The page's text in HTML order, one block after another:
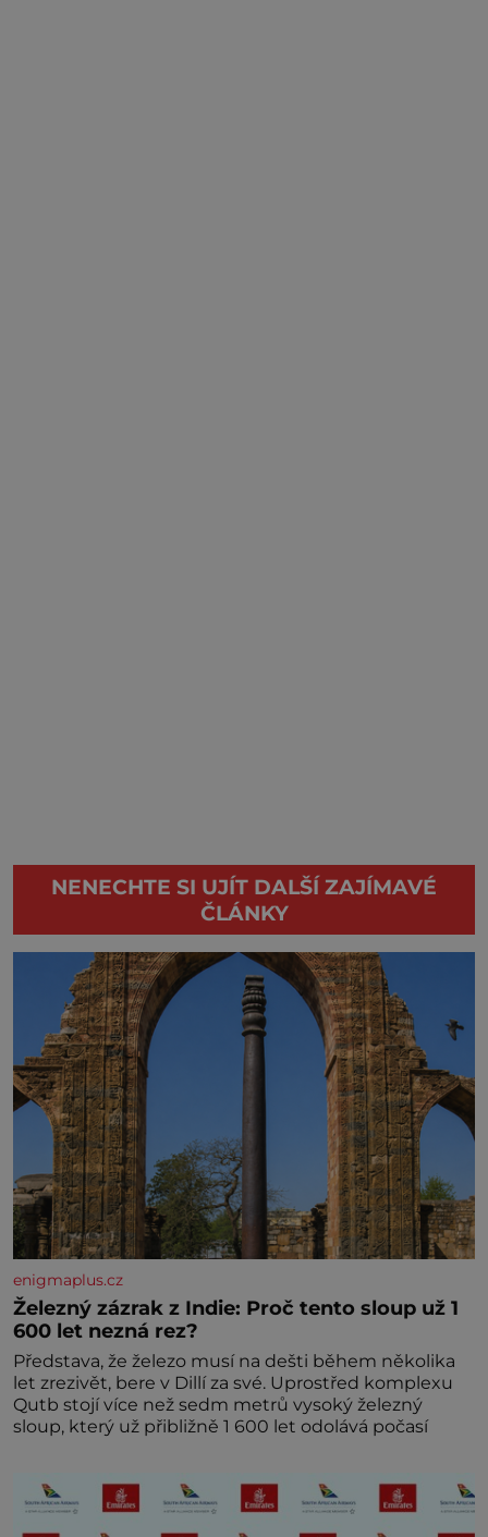
NENECHTE SI UJÍT DALŠÍ ZAJÍMAVÉ
ČLÁNKY
enigmaplus.cz
Železný zázrak z Indie: Proč tento sloup už 1
600 let nezná rez?
Představa, že železo musí na dešti během několika
let zrezivět, bere v Dillí za své. Uprostřed komplexu
Qutb stojí více než sedm metrů vysoký železný
sloup, který už přibližně 1 600 let odolává počasí